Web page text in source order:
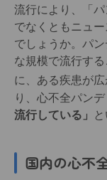
流行により、「
でなくともニュ
でしょうか。パ
な規模で流行す
に、ある疾患が
り、心不全パン
流行している」
国内の心不